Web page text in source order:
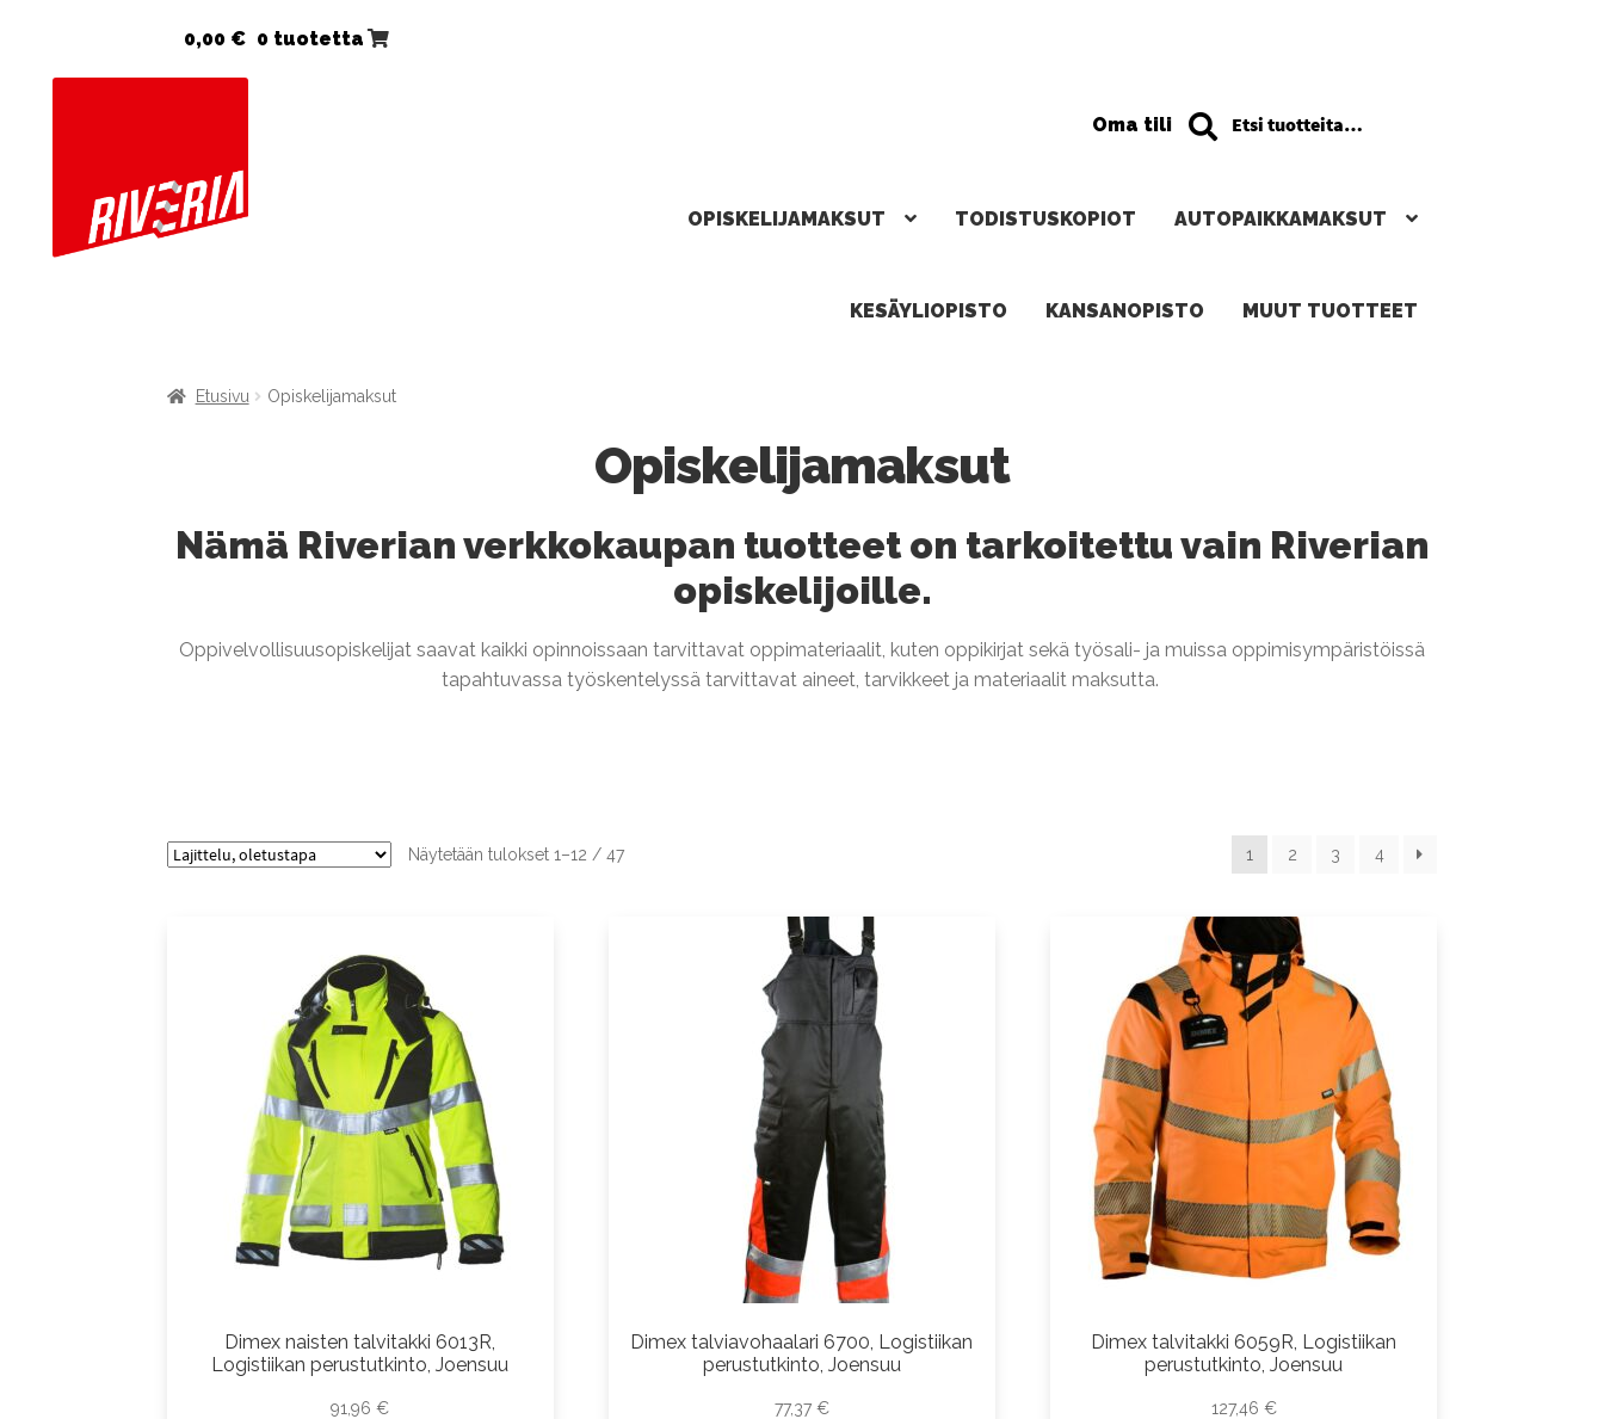
0,00 € 0 tuotetta
Oma tili
Etsi:
Haku
OPISKELIJAMAKSUT TODISTUSKOPIOT AUTOPAIKKAMAKSUT
KESÄYLIOPISTO KANSANOPISTO MUUT TUOTTEET
Etusivu Opiskelijamaksut
Opiskelijamaksut
Nämä Riverian verkkokaupan tuotteet on tarkoitettu vain Riverian
opiskelijoille.
Oppivelvollisuusopiskelijat saavat kaikki opinnoissaan tarvittavat oppimateriaalit, kuten oppikirjat sekä työsali- ja muissa oppimisympäristöissä
tapahtuvassa työskentelyssä tarvittavat aineet, tarvikkeet ja materiaalit maksutta.
Näytetään tulokset 1–12 / 47 1 2 3 4
Dimex naisten talvitakki 6013R,
Logistiikan perustutkinto, Joensuu
91,96€
Dimex talviavohaalari 6700, Logistiikan
perustutkinto, Joensuu
77,37 €
Dimex talvitakki 6059R, Logistiikan
perustutkinto, Joensuu
127,46 €